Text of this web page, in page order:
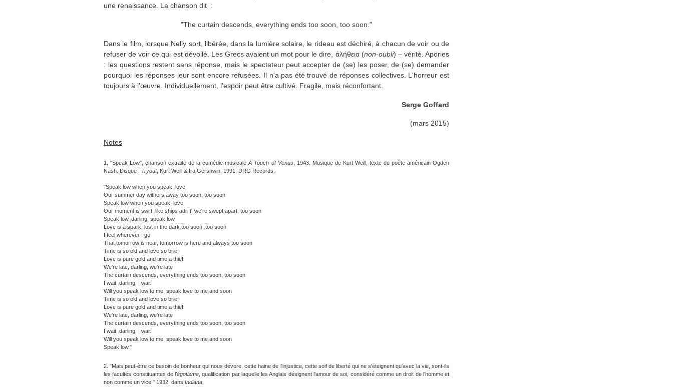
une renaissance. La chanson dit :
"The curtain descends, everything ends too soon, too soon."
Dans le film, lorsque Nelly sort, libérée, dans la lumière solaire, le rideau est déchiré, à chacun de voir ou de
refuser de voir ce qui est dévoilé. Les Grecs avaient un mot pour le dire, ἀλήθεια (non-oubli) – vérité. Apories
: les questions restent sans réponse, mais le spectateur peut accepter de (se) les poser, de (se) demander
pourquoi les réponses leur sont encore refusées. Il n'a pas été trouvé de réponses collectives. L'horreur est
toujours à l'œuvre. Individuellement, l'espoir peut être cultivé. Fragile, mais réconfortant.
Serge Goffard
(mars 2015)
Notes
1. "Speak Low", chanson extraite de la comédie musicaleA Touch of Venus, 1943. Musique de Kurt Weill, texte du poète américain Ogden
Nash. Disque : Tryout, Kurt Weill & Ira Gershwin, 1991, DRG Records.
"Speak low when you speak, love
Our summer day withers away too soon, too soon
Speak low when you speak, love
Our moment is swift, like ships adrift, we're swept apart, too soon
Speak low, darling, speak low
Love is a spark, lost in the dark too soon, too soon
I feel wherever I go
That tomorrow is near, tomorrow is here and always too soon
Time is so old and love so brief
Love is pure gold and time a thief
We're late, darling, we're late
The curtain descends, everything ends too soon, too soon
I wait, darling, I wait
Will you speak low to me, speak love to me and soon
Time is so old and love so brief
Love is pure gold and time a thief
We're late, darling, we're late
The curtain descends, everything ends too soon, too soon
I wait, darling, I wait
Will you speak low to me, speak love to me and soon
Speak low."
2. "Mais peut-être ce besoin de bonheur qui nous dévore, cette haine de l'injustice, cette soif de liberté qui ne s'éteignent qu'avec la vie, sont-ils
les facultés constituantes de l 'égotisme , qualification par laquelle les Anglais désignent l'amour de soi, considéré comme un droit de l'homme et
non comme un vice." 1932, dans Indiana